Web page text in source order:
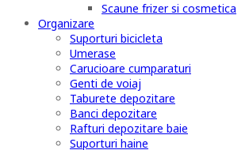
Scaune frizer si cosmetica
Organizare
Suporturi bicicleta
Umerase
Carucioare cumparaturi
Genti de voiaj
Taburete depozitare
Banci depozitare
Rafturi depozitare baie
Suporturi haine